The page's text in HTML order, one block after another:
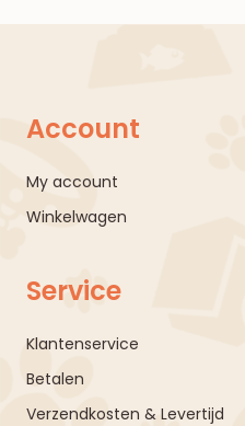
Account
My account
Winkelwagen
Service
Klantenservice
Betalen
Verzendkosten & Levertijd